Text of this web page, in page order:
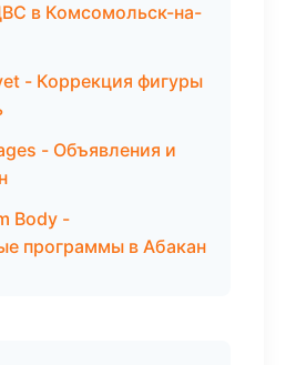
в Комсомольск-на-
- Коррекция фигуры
- Объявления и
Body -
программы в Абакан